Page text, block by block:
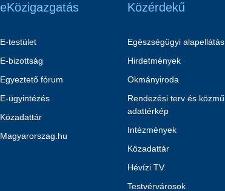
eKözigazgatás
E-testület
E-bizottság
Egyeztető fórum
E-ügyintézés
Közadattár
Magyarorszag.hu
Közérdekű
Egészségügyi alapellátás
Hirdetmények
Okmányiroda
Rendezési terv és közmű
adattérkép
Intézmények
Közadattár
Hévízi TV
Testvérvárosok